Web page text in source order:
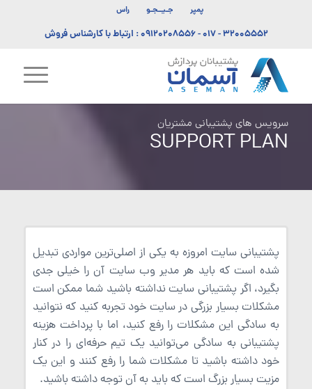
پمپر جـیــجـو راس
۳۲۰۰۵۵۵۲ - ۰۱۷ -۰۹۱۲۰۲۰۸۵۵۶: ارتباط با کارشناس فروش
سرویس های پشتیبانی مشتریان
SUPPORT PLAN
پشتیبانی سایت امروزه به یکی از اصلی‌ترین مواردی تبدیل
شده است که باید هر مدیر وب سایت آن‌ را خیلی جدی
بگیرد، اگر پشتیبانی سایت نداشته باشید شما ممکن است
مشکلات بسیار بزرگی در سایت خود تجربه کنید که نتوانید
به سادگی این مشکلات را رفع کنید، اما با پرداخت هزینه
پشتیبانی به سادگی می‌توانید یک تیم حرفه‌ای را در کنار
خود داشته باشید تا مشکلات شما را رفع کنند و این یک
مزیت بسیار بزرگ است که باید به آن توجه داشته باشید.